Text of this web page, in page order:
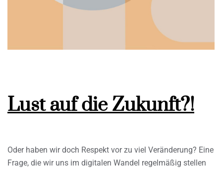
Lust auf die Zukunft?!
Oder haben wir doch Respekt vor zu viel Veränderung? Eine
Frage, die wir uns im digitalen Wandel regelmäßig stellen